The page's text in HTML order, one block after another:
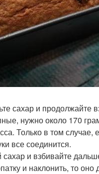
сахар и продолжайте
нужно около 170
Только в том случае,
все соединится.
и взбивайте
и наклонить, то